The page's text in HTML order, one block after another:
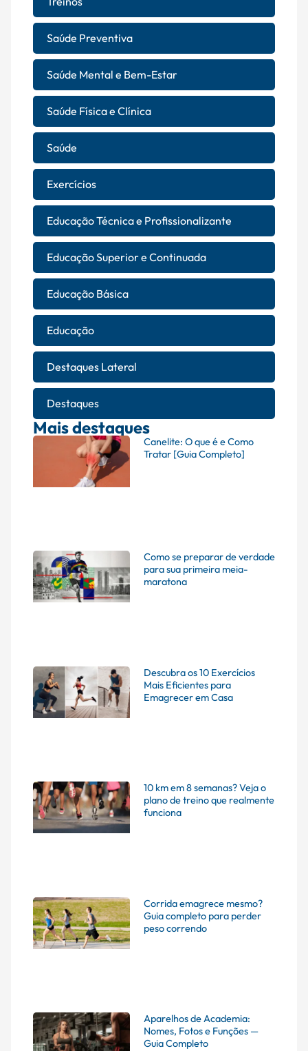
Saúde Preventiva
Saúde Mental e Bem-Estar
Saúde Física e Clínica
Saúde
Exercícios
Educação Técnica e Profissionalizante
Educação Superior e Continuada
Educação Básica
Educação
Destaques Lateral
Destaques
Mais destaques
Canelite: O que é e Como
Tratar [Guia Completo]
Como se preparar de verdade
para sua primeira meia-
maratona
Descubra os 10 Exercícios
Mais Eficientes para
Emagrecer em Casa
10 km em 8 semanas? Veja o
plano de treino que realmente
funciona
Corrida emagrece mesmo?
Guia completo para perder
peso correndo
Aparelhos de Academia:
Nomes, Fotos e Funções —
Guia Completo